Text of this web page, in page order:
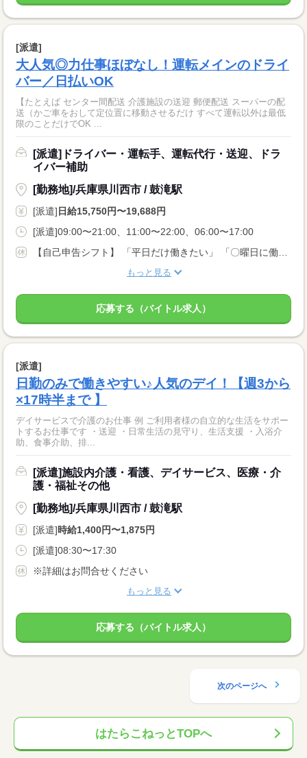
[派遣]
大人気◎力仕事ほぼなし！運転メインのドライ
バー／日払いOK
【たとえば センター間配送 介護施設の送迎 郵便配送 スーパーの配
送（かご車をおして定位置に移動させるだけ すべて運転以外は最低
限のことだけでOK ...
[派遣]ドライバー・運転手、運転代行・送迎、ドラ
イバー補助
[勤務地]/兵庫県川西市 / 鼓滝駅
[派遣] 日給15,750円〜19,688円
[派遣]09:00〜21:00、11:00〜22:00、06:00〜17:00
もっと見る
応募する（バイトル求人）
[派遣]
日勤のみで働きやすい♪人気のデイ！【週3から
×17時半まで 】
デイサービスで介護のお仕事 例 ご利用者様の自立的な生活をサポー
トするお仕事です ・送迎 ・日常生活の見守り、生活支援 ・入浴介
助、食事介助、排...
[派遣]施設内介護・看護、デイサービス、医療・介
護・福祉その他
[勤務地]/兵庫県川西市 / 鼓滝駅
[派遣]時給1,400円〜1,875円
[派遣]08:30〜17:30
※詳細はお問合せください
もっと見る
応募する（バイトル求人）
次のページへ
はたらこねっとTOPへ